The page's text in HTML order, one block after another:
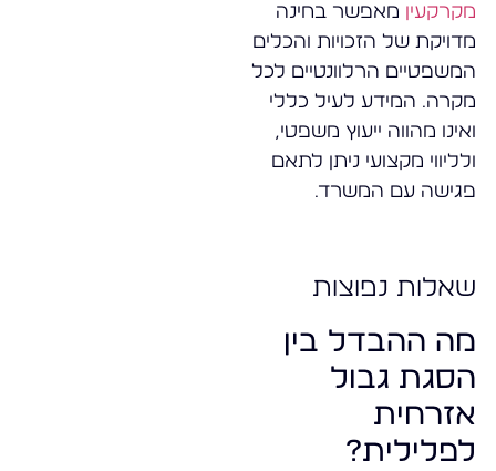
מקרקעין מאפשר בחינה
מדויקת של הזכויות והכלים
המשפטיים הרלוונטיים לכל
מקרה. המידע לעיל כללי
ואינו מהווה ייעוץ משפטי,
ולליווי מקצועי ניתן לתאם
פגישה עם המשרד.
שאלות נפוצות
מה ההבדל בין
הסגת גבול
אזרחית
לפלילית?